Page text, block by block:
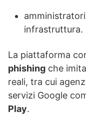
infrastruttura.
La piattaforma
phishing che
reali, tra cui
servizi Google
Play.